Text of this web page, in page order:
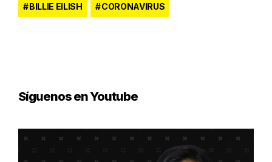
BILLIE EILISH CORONAVIRUS
Síguenos en Youtube